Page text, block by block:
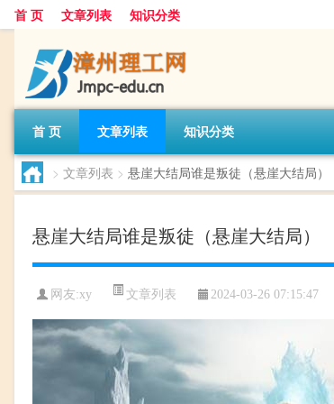
首 页 文章列表 知识分类
首 页 文章列表 知识分类
> 文章列表 > 悬崖大结局谁是叛徒（悬崖大结局）
悬崖大结局谁是叛徒（悬崖大结局）
网友:xy 文章列表 2024-03-26 07:15:47